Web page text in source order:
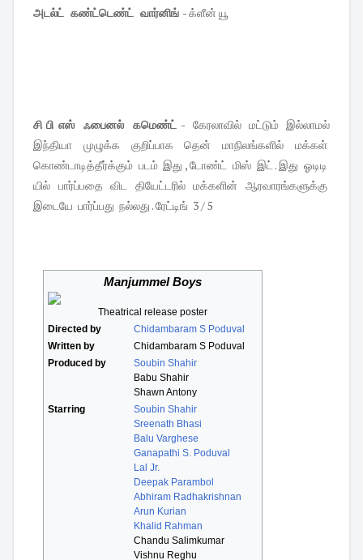
அடல்ட் கண்ட்டெண்ட் வார்னிங் - க்ளீன் யூ
சி பி எஸ் ஃபைனல் கமெண்ட் - கேரலாவில் மட்டும் இல்லாமல்
இந்தியா முழுக்க குறிப்பாக தென் மாநிலங்களில் மக்கள்
கொண்டாடித்தீர்க்கும் படம் இது , டோண்ட் மிஸ் இட் . இது ஓடிடி
யில் பார்ப்பதை விட தியேட்டரில் மக்களின் ஆரவாரங்களுக்கு
இடையே பார்ப்பது நல்லது . ரேட்டிங் 3 / 5
Manjummel Boys
Theatrical release poster
Directed by
Chidambaram S Poduval
Written by
Chidambaram S Poduval
Produced by
Soubin Shahir
Babu Shahir
Shawn Antony
Starring
Soubin Shahir
Sreenath Bhasi
Balu Varghese
Ganapathi S. Poduval
Lal Jr.
Deepak Parambol
Abhiram Radhakrishnan
Arun Kurian
Khalid Rahman
Chandu Salimkumar
Vishnu Reghu